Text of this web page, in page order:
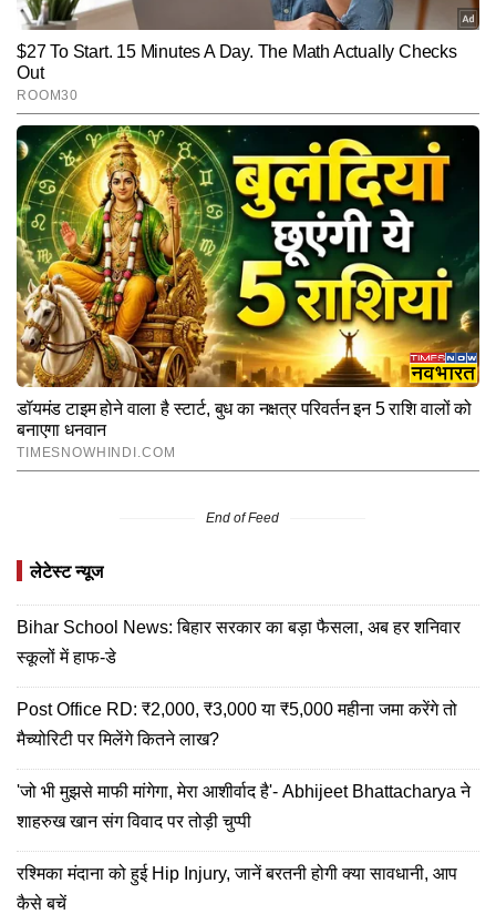
End of Feed
लेटेस्ट न्यूज
Bihar School News: बिहार सरकार का बड़ा फैसला, अब हर शनिवार
स्‍कूलों में हाफ-डे
Post Office RD: ₹2,000, ₹3,000 या ₹5,000 महीना जमा करेंगे तो
मैच्योरिटी पर मिलेंगे कितने लाख?
'जो भी मुझसे माफी मांगेगा, मेरा आशीर्वाद है'- Abhijeet Bhattacharya ने
शाहरुख खान संग विवाद पर तोड़ी चुप्पी
रश्मिका मंदाना को हुई Hip Injury, जानें बरतनी होगी क्या सावधानी, आप
कैसे बचें